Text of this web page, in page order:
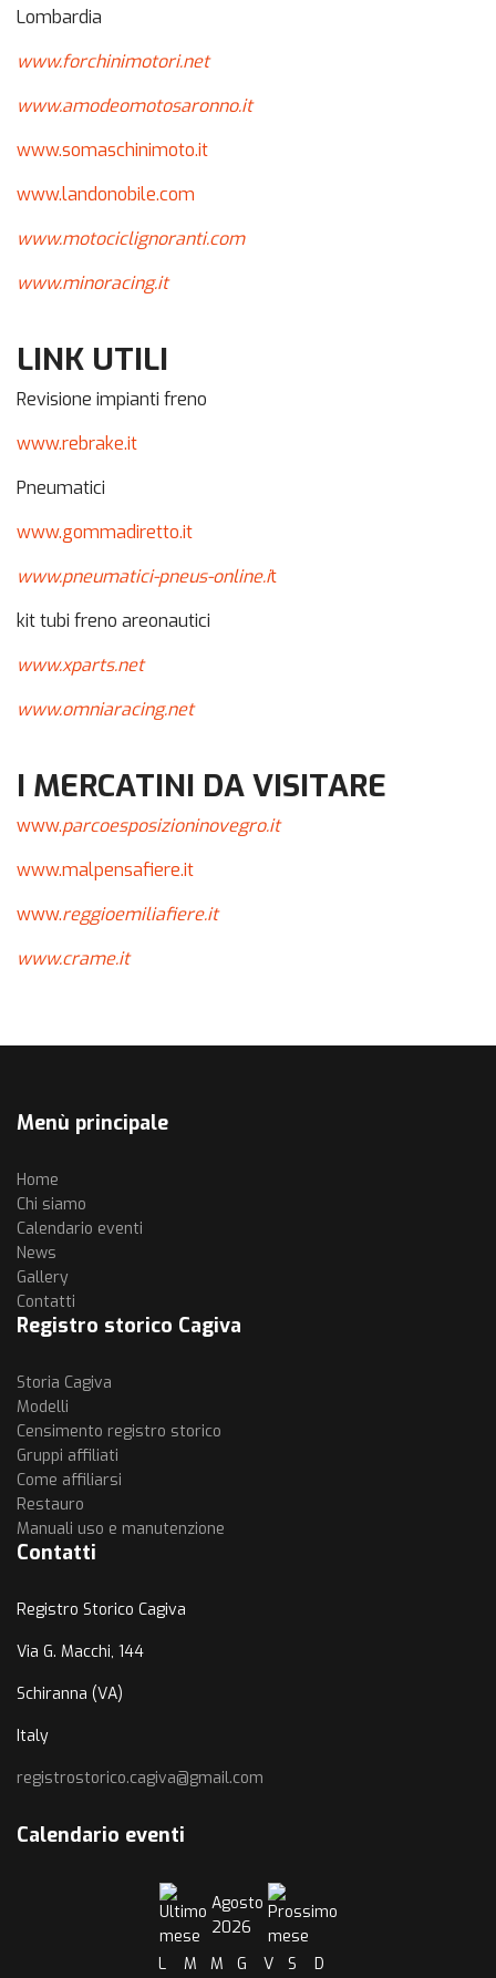
Lombardia
www.forchinimotori.net
www.amodeomotosaronno.it
www.somaschinimoto.it
www.landonobile.com
www.motociclignoranti.com
www.minoracing.it
LINK UTILI
Revisione impianti freno
www.rebrake.it
Pneumatici
www.gommadiretto.it
www.pneumatici-pneus-online.it
kit tubi freno areonautici
www.xparts.net
www.omniaracing.net
I MERCATINI DA VISITARE
www.parcoesposizioninovegro.it
www.malpensafiere.it
www.reggioemiliafiere.it
www.crame.it
Menù principale
Home
Chi siamo
Calendario eventi
News
Gallery
Contatti
Registro storico Cagiva
Storia Cagiva
Modelli
Censimento registro storico
Gruppi affiliati
Come affiliarsi
Restauro
Manuali uso e manutenzione
Contatti
Registro Storico Cagiva
Via G. Macchi, 144
Schiranna (VA)
Italy
registrostorico.cagiva@gmail.com
Calendario eventi
Agosto
2026
L
M M G V S D